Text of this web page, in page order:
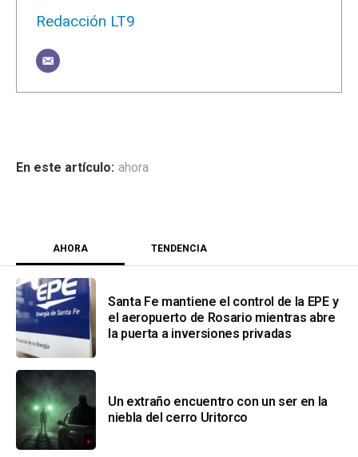
Redacción LT9
ahora
AHORA TENDENCIA
Santa Fe mantiene el control de la EPE y
el aeropuerto de Rosario mientras abre
la puerta a inversiones privadas
Un extraño encuentro con un ser en la
niebla del cerro Uritorco